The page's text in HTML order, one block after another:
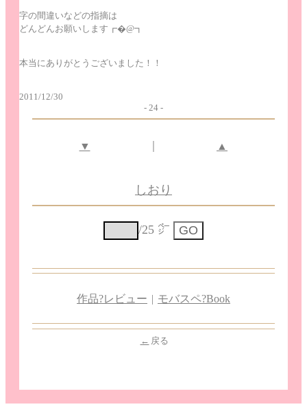
字の間違いなどの指摘は
どんどんお願いします┏�@┓
本当にありがとうございました！！
2011/12/30
- 24 -
▼ ▲
しおり
/25 ㌻
作品?レビュー | モバスペ?Book
← 戻る